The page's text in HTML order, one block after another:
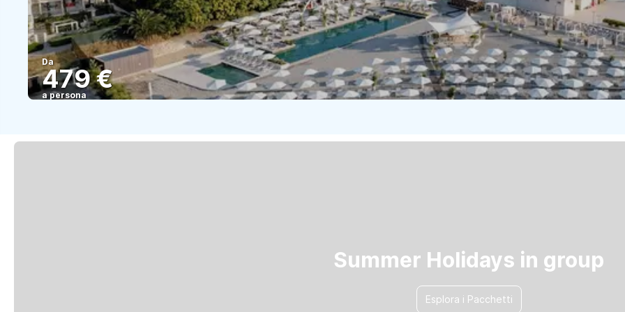
Da
479 €
a persona
Summer Holidays in group
Esplora i Pacchetti